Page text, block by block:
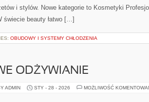
i stylów. Nowe kategorie to Kosmetyki
świecie beauty łatwo […]
OBUDOWY I SYSTEMY CHŁODZENIA
ODŻYWIANIE
ADMIN STY - 28 - 2026 MOŻLIWOŚĆ